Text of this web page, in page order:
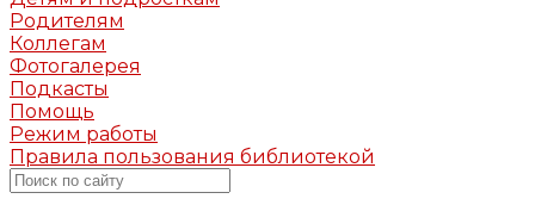
Родителям
Коллегам
Фотогалерея
Подкасты
Помощь
Режим работы
Правила пользования библиотекой